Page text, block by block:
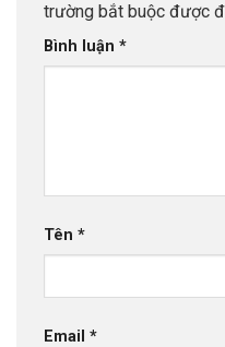
trường bắt buộc được
Bình luận *
Tên *
Email *